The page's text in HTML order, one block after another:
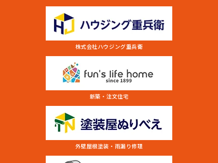
株式会社ハウジング重兵衛
新築・注文住宅
外壁屋根塗装・雨漏り修理